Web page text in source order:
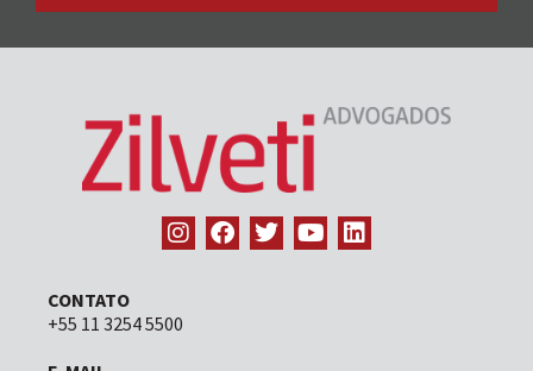
CONTATO
+55 11 3254 5500